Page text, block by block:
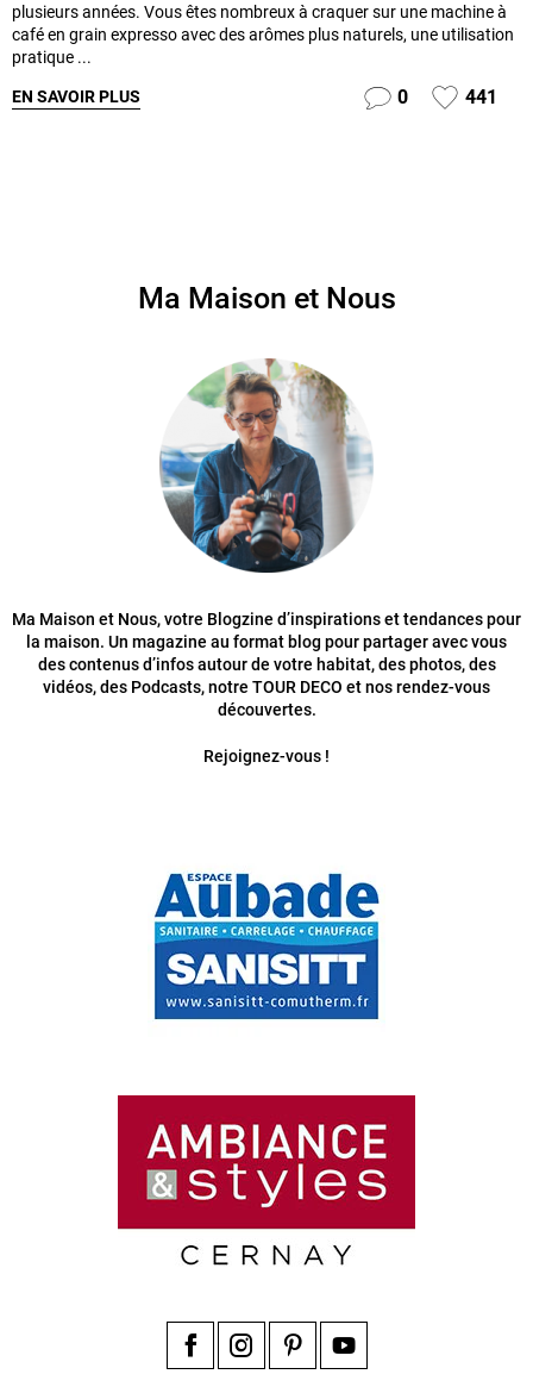
plusieurs années. Vous êtes nombreux à craquer sur une machine à
café en grain expresso avec des arômes plus naturels, une utilisation
pratique ...
EN SAVOIR PLUS 0 441
Ma Maison et Nous
Ma Maison et Nous, votre Blogzine d’inspirations et tendances pour
la maison. Un magazine au format blog pour partager avec vous
des contenus d’infos autour de votre habitat, des photos, des
vidéos, des Podcasts, notre TOUR DECO et nos rendez-vous
découvertes.
Rejoignez-vous !